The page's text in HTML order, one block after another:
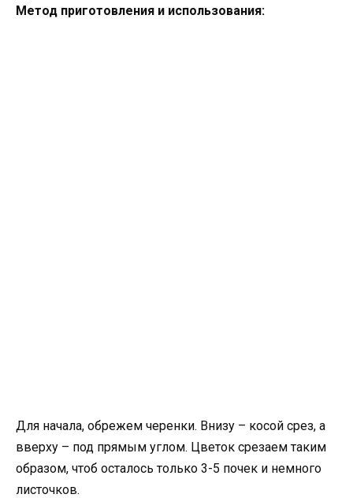
Метод приготовления и использования:
Для начала, обрежем черенки. Внизу – косой срез, а
вверху – под прямым углом. Цветок срезаем таким
образом, чтоб осталось только 3-5 почек и немного
листочков.